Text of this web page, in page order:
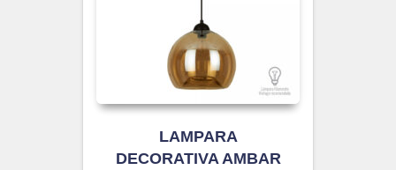
LAMPARA
DECORATIVA AMBAR